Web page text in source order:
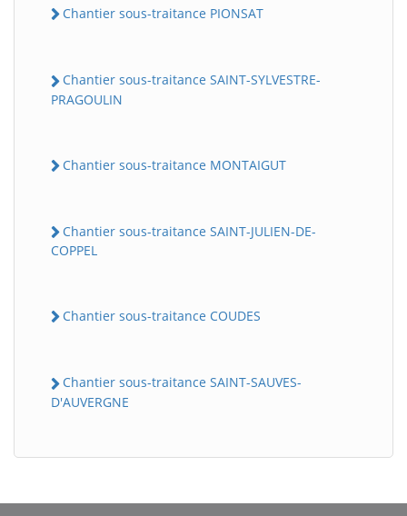
Chantier sous-traitance PIONSAT
Chantier sous-traitance SAINT-SYLVESTRE-
PRAGOULIN
Chantier sous-traitance MONTAIGUT
Chantier sous-traitance SAINT-JULIEN-DE-
COPPEL
Chantier sous-traitance COUDES
Chantier sous-traitance SAINT-SAUVES-
D'AUVERGNE
BatiWebPro